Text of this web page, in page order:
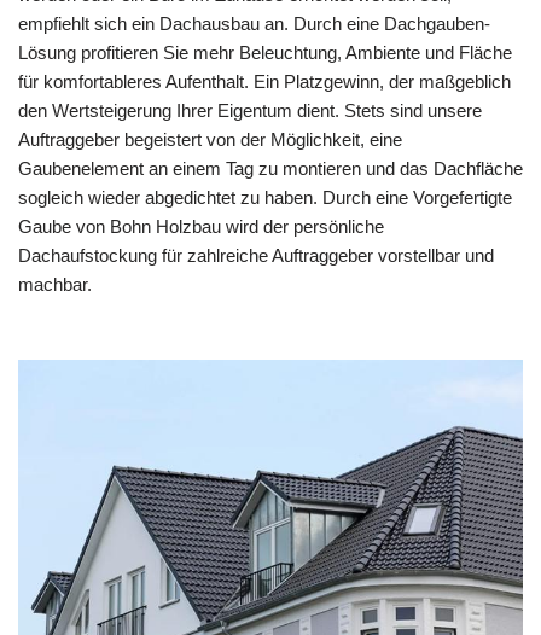
empfiehlt sich ein Dachausbau an. Durch eine Dachgauben-
Lösung profitieren Sie mehr Beleuchtung, Ambiente und Fläche
für komfortableres Aufenthalt. Ein Platzgewinn, der maßgeblich
den Wertsteigerung Ihrer Eigentum dient. Stets sind unsere
Auftraggeber begeistert von der Möglichkeit, eine
Gaubenelement an einem Tag zu montieren und das Dachfläche
sogleich wieder abgedichtet zu haben. Durch eine Vorgefertigte
Gaube von Bohn Holzbau wird der persönliche
Dachaufstockung für zahlreiche Auftraggeber vorstellbar und
machbar.